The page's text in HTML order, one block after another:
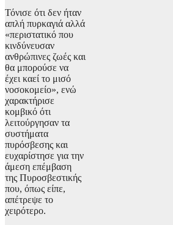
Τόνισε ότι δεν ήταν
απλή πυρκαγιά αλλά
«περιστατικό που
κινδύνευσαν
ανθρώπινες ζωές και
θα μπορούσε να
έχει καεί το μισό
νοσοκομείο», ενώ
χαρακτήρισε
κομβικό ότι
λειτούργησαν τα
συστήματα
πυρόσβεσης και
ευχαρίστησε για την
άμεση επέμβαση
της Πυροσβεστικής
που, όπως είπε,
απέτρεψε το
χειρότερο.